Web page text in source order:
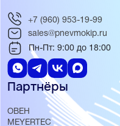
Партнёры
ОВЕН
MEYERTEC
+7 (960) 953-19-99
sales@pnevmokip.ru
Пн-Пт: 9:00 до 18:00